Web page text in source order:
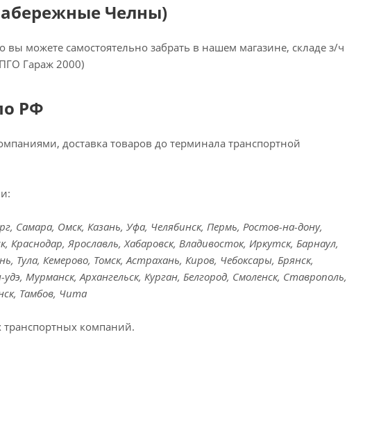
Челны)
можете самостоятельно забрать в нашем магазине, складе з/ч
Гараж 2000)
РФ
доставка товаров до терминала транспортной
Самара, Омск, Казань, Уфа, Челябинск, Пермь, Ростов-на-дону,
Ярославль, Хабаровск, Владивосток, Иркутск, Барнаул,
Тула, Кемерово, Томск, Астрахань, Киров, Чебоксары, Брянск,
Мурманск, Архангельск, Курган, Белгород, Смоленск, Ставрополь,
Тамбов, Чита
транспортных компаний.